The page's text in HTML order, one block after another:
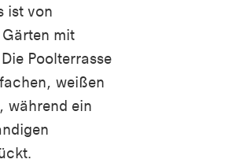
ist von
mit
Poolterrasse
weißen
während ein